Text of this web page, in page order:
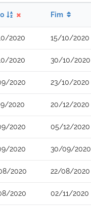
Fim
2020 15/10/2020
2020 30/10/2020
2020 23/10/2020
2020 20/12/2020
2020 05/12/2020
2020 30/09/2020
2020 22/08/2020
2020 02/11/2020